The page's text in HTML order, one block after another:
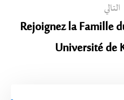
التالي
Rejoignez la Famille
Université de